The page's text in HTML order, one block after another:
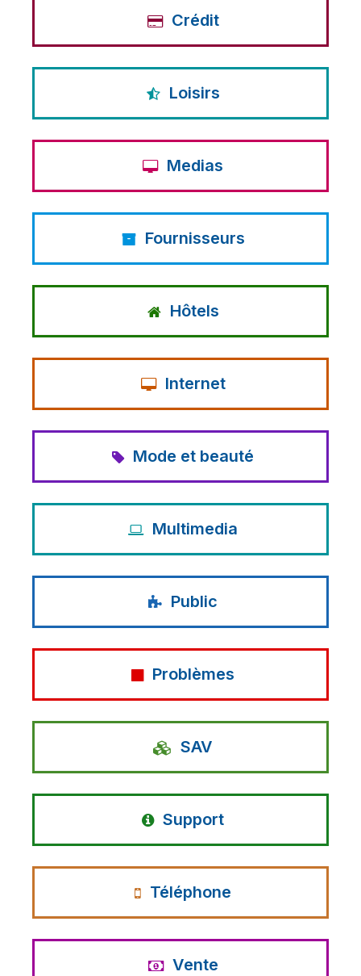
Crédit
Loisirs
Medias
Fournisseurs
Hôtels
Internet
Mode et beauté
Multimedia
Public
Problèmes
SAV
Support
Téléphone
Vente